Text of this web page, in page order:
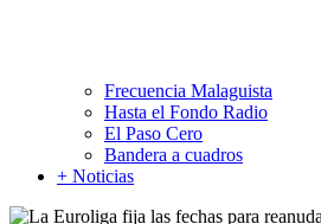
Frecuencia Malaguista
Hasta el Fondo Radio
El Paso Cero
Bandera a cuadros
+ Noticias